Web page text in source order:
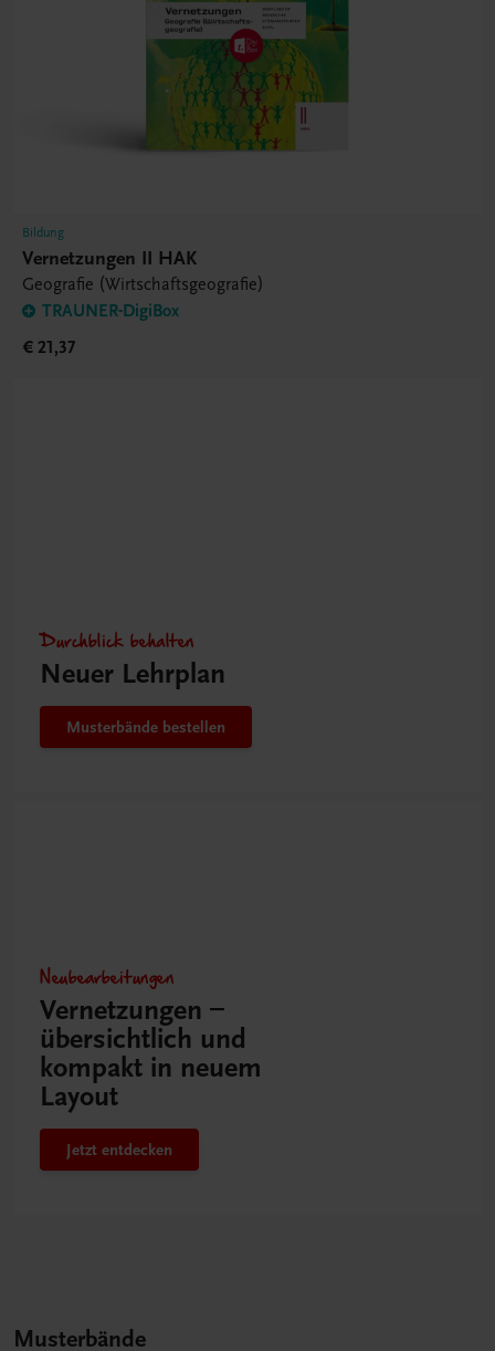
Bildung
Vernetzungen II HAK
Geografie (Wirtschaftsgeografie)
TRAUNER-DigiBox
€ 21,37
Durchblick behalten
Neuer Lehrplan
Musterbände bestellen
Neubearbeitungen
Vernetzungen –
übersichtlich und
kompakt in neuem
Layout
Jetzt entdecken
Musterbände